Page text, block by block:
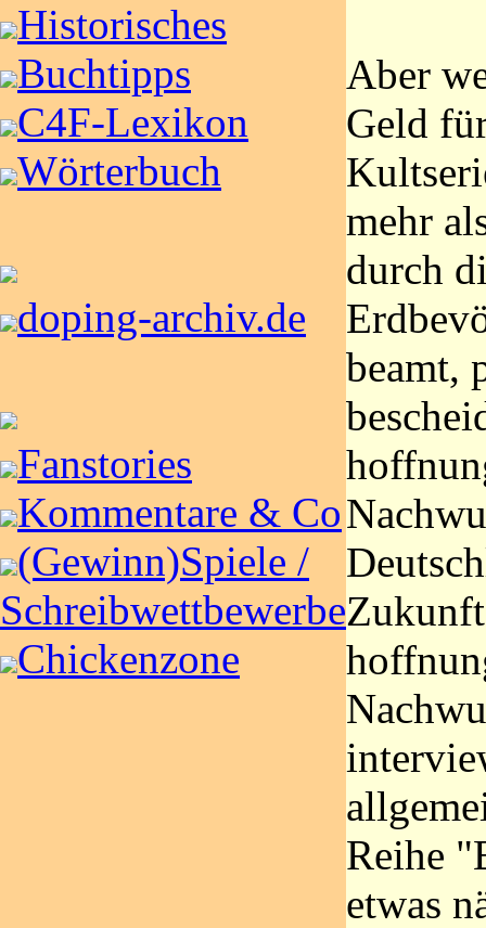
Historisches
Buchtipps
C4F-Lexikon
Wörterbuch
doping-archiv.de
Fanstories
Kommentare & Co
(Gewinn)Spiele /
Schreibwettbewerbe
Chickenzone
Aber
Geld
mehr
durch
beamt,
Reihe
etwas